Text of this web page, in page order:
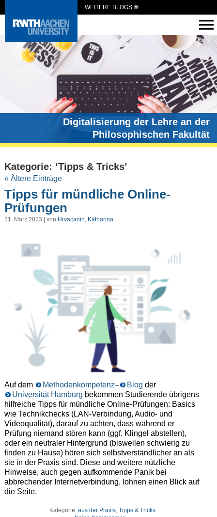
WEITERE BLOGS
Digitalisierung der Lehre an der
Philosophischen Fakultät
Kategorie: ‘Tipps & Tricks’
« Ältere Einträge
Tipps für mündliche Online-
Prüfungen
21. März 2023 | von Hrvacanin, Katharina
Auf dem Methodenkompetenz– Blog der
Universität Hamburg bekommen Studierende übrigens
hilfreiche Tipps für mündliche Online-Prüfungen: Basics
wie Technikchecks (LAN-Verbindung, Audio- und
Videoqualität), darauf zu achten, dass während er
Prüfung niemand stören kann (ggf. Klingel abstellen),
oder ein neutraler Hintergrund (bisweilen schwierig zu
finden zu Hause) hören sich selbstverständlicher an als
sie in der Praxis sind. Diese und weitere nützliche
Hinweise, auch gegen aufkommende Panik bei
abbrechender Internetverbindung, lohnen einen Blick auf
die Seite.
Kategorie:aus der Praxis,Tipps & Tricks